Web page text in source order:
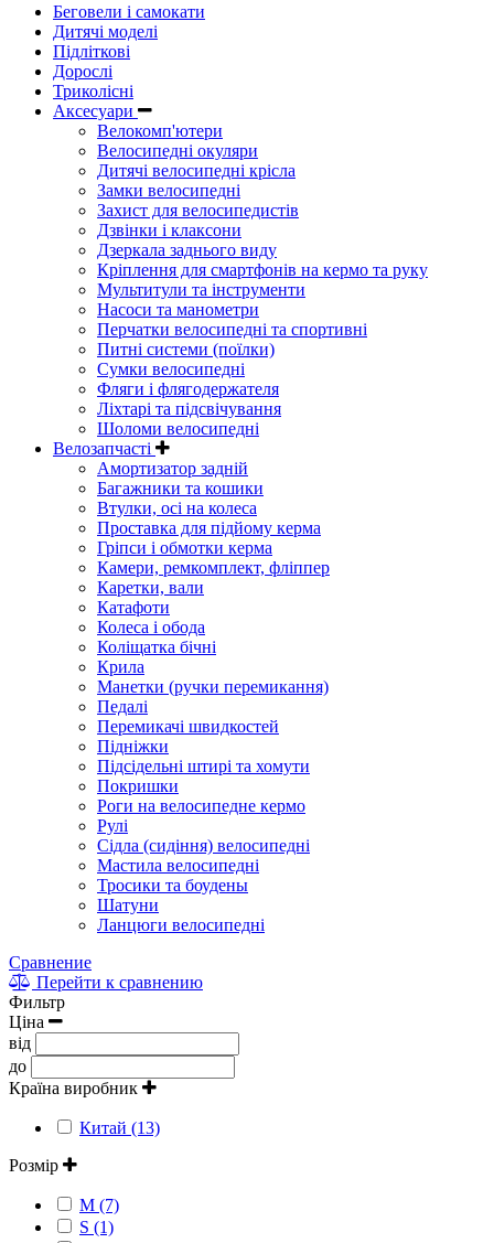
Беговели і самокати
Дитячі моделі
Підліткові
Дорослі
Триколісні
Аксесуари
Велокомп'ютери
Велосипедні окуляри
Дитячі велосипедні крісла
Замки велосипедні
Захист для велосипедистів
Дзвінки і клаксони
Дзеркала заднього виду
Кріплення для смартфонів на кермо та руку
Мультитули та інструменти
Насоси та манометри
Перчатки велосипедні та спортивні
Питні системи (поїлки)
Сумки велосипедні
Фляги і флягодержателя
Ліхтарі та підсвічування
Шоломи велосипедні
Велозапчасті
Амортизатор задній
Багажники та кошики
Втулки, осі на колеса
Проставка для підйому керма
Гріпси і обмотки керма
Камери, ремкомплект, фліппер
Каретки, вали
Катафоти
Колеса і обода
Коліщатка бічні
Крила
Манетки (ручки перемикання)
Педалі
Перемикачі швидкостей
Підніжки
Підсідельні штирі та хомути
Покришки
Роги на велосипедне кермо
Рулі
Сідла (сидіння) велосипедні
Мастила велосипедні
Тросики та боудены
Шатуни
Ланцюги велосипедні
Сравнение
Перейти к сравнению
Фильтр
Ціна
від
до
Країна виробник
Китай (13)
Розмір
M (7)
S (1)